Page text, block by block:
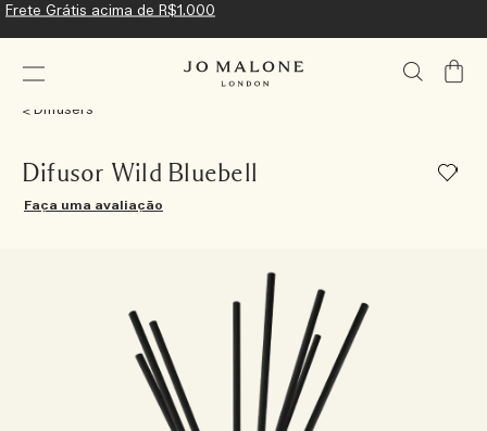
Frete Grátis acima de R$1.000
Meu
Diffusers
Difusor Wild Bluebell
Faça uma avaliação